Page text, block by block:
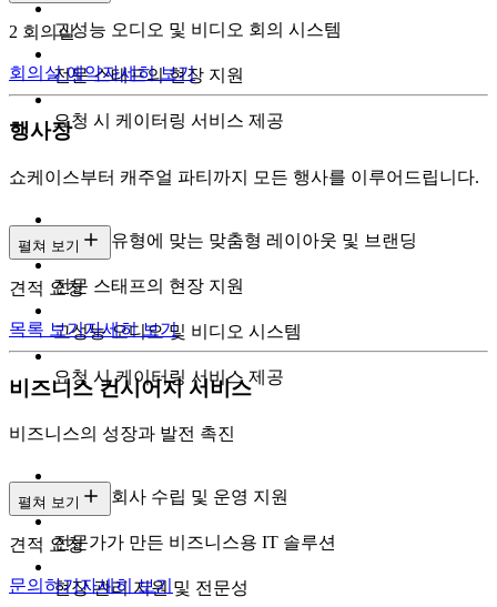
고성능 오디오 및 비디오 회의 시스템
전문 스태프의 현장 지원
요청 시 케이터링 서비스 제공
2 회의실
회의실 예약자세히 보기
행사장
쇼케이스부터 캐주얼 파티까지 모든 행사를 이루어드립니다.
이벤트 유형에 맞는 맞춤형 레이아웃 및 브랜딩
전문 스태프의 현장 지원
고성능 오디오 및 비디오 시스템
요청 시 케이터링 서비스 제공
펼쳐 보기
견적 요청
목록 보기자세히 보기
비즈니스 컨시어지 서비스
비즈니스의 성장과 발전 촉진
전문가 회사 수립 및 운영 지원
전문가가 만든 비즈니스용 IT 솔루션
현장 관리 지원 및 전문성
펼쳐 보기
견적 요청
문의하기자세히 보기